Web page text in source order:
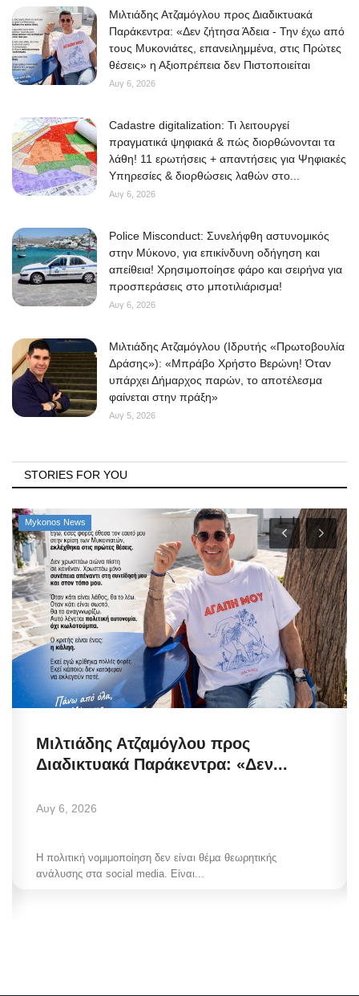
Μιλτιάδης Ατζαμόγλου προς Διαδικτυακά
Παράκεντρα: «Δεν ζήτησα Άδεια - Την έχω από
τους Μυκονιάτες, επανειλημμένα, στις Πρώτες
θέσεις» η Αξιοπρέπεια δεν Πιστοποιείται
Αυγ 6, 2026
Cadastre digitalization: Τι λειτουργεί
πραγματικά ψηφιακά & πώς διορθώνονται τα
λάθη! 11 ερωτήσεις + απαντήσεις για Ψηφιακές
Υπηρεσίες & διορθώσεις λαθών στο...
Αυγ 6, 2026
Police Misconduct: Συνελήφθη αστυνομικός
στην Μύκονο, για επικίνδυνη οδήγηση και
απείθεια! Χρησιμοποίησε φάρο και σειρήνα για
προσπεράσεις στο μποτιλιάρισμα!
Αυγ 6, 2026
Μιλτιάδης Ατζαμόγλου (Ιδρυτής «Πρωτοβουλία
Δράσης»): «Μπράβο Χρήστο Βερώνη! Όταν
υπάρχει Δήμαρχος παρών, το αποτέλεσμα
φαίνεται στην πράξη»
Αυγ 5, 2026
STORIES FOR YOU
Property
Cadastre digitalization: Τι λειτουργεί
πραγματικά ψηφιακά...
Αυγ 6, 2026
Cadastre digitalization / Τι λειτουργεί πραγματικά ψηφιακά &
πώς διορθώνονται τα...